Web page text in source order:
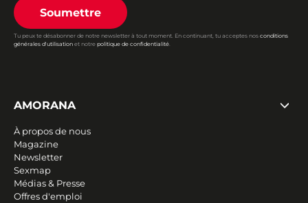
Soumettre
Tu peux te désabonner de notre newsletter à tout moment. En continuant, tu acceptes nos conditions
générales d'utilisation et notre politique de confidentialité.
AMORANA
À propos de nous
Magazine
Newsletter
Sexmap
Médias & Presse
Offres d'emploi